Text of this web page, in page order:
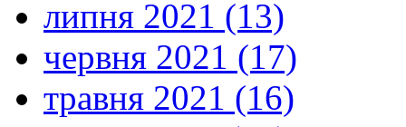
липня 2021 (13)
червня 2021 (17)
травня 2021 (16)